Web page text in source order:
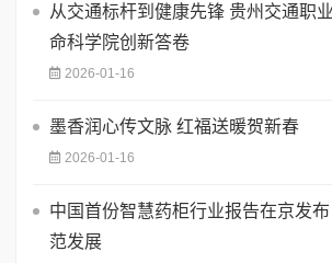
从交通标杆到健康先锋 贵州交通职
命科学院创新答卷
2026-01-16
墨香润心传文脉 红福送暖贺新春
2026-01-16
中国首份智慧药柜行业报告在京发
范发展